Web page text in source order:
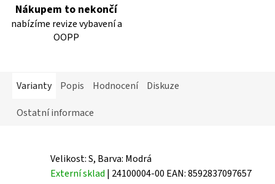
Nákupem to nekončí
nabízíme revize vybavení a
OOPP
Varianty Popis Hodnocení
Diskuze
Ostatní informace
Velikost: S, Barva: Modrá
Externí sklad | 24100004-00 EAN:8592837097657